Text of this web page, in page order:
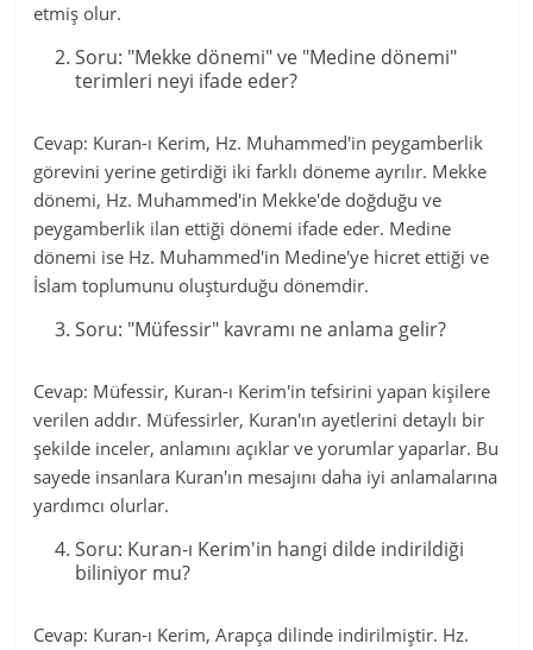
etmiş olur.
Soru: "Mekke dönemi" ve "Medine dönemi"
terimleri neyi ifade eder?
Cevap: Kuran-ı Kerim, Hz. Muhammed'in peygamberlik
görevini yerine getirdiği iki farklı döneme ayrılır. Mekke
dönemi, Hz. Muhammed'in Mekke'de doğduğu ve
peygamberlik ilan ettiği dönemi ifade eder. Medine
dönemi ise Hz. Muhammed'in Medine'ye hicret ettiği ve
İslam toplumunu oluşturduğu dönemdir.
Soru: "Müfessir" kavramı ne anlama gelir?
Cevap: Müfessir, Kuran-ı Kerim'in tefsirini yapan kişilere
verilen addır. Müfessirler, Kuran'ın ayetlerini detaylı bir
şekilde inceler, anlamını açıklar ve yorumlar yaparlar. Bu
sayede insanlara Kuran'ın mesajını daha iyi anlamalarına
yardımcı olurlar.
Soru: Kuran-ı Kerim'in hangi dilde indirildiği
biliniyor mu?
Cevap: Kuran-ı Kerim, Arapça dilinde indirilmiştir. Hz.